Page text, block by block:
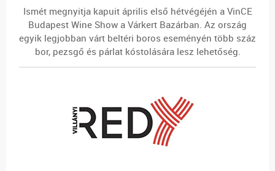
Ismét megnyitja kapuit április első hétvégéjén a VinCE
Budapest Wine Show a Várkert Bazárban. Az ország
egyik legjobban várt beltéri boros eseményén több száz
bor, pezsgő és párlat kóstolására lesz lehetőség.